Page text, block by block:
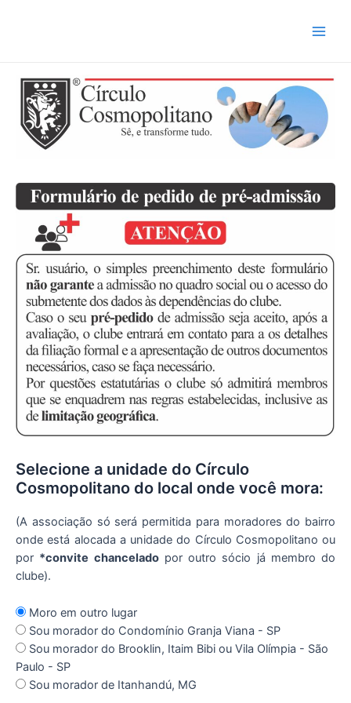
Selecione a unidade do Círculo
Cosmopolitano do local onde você mora:
(A associação só será permitida para moradores do bairro
onde está alocada a unidade do Círculo Cosmopolitano ou
por *convite chanceladopor outro sócio já membro do
clube).
Moro em outro lugar
Sou morador do Condomínio Granja Viana - SP
Sou morador do Brooklin, Itaim Bibi ou Vila Olímpia - São
Paulo - SP
Sou morador de Itanhandú, MG